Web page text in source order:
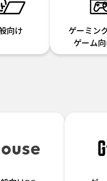
向け
ゲーミン
ゲーム